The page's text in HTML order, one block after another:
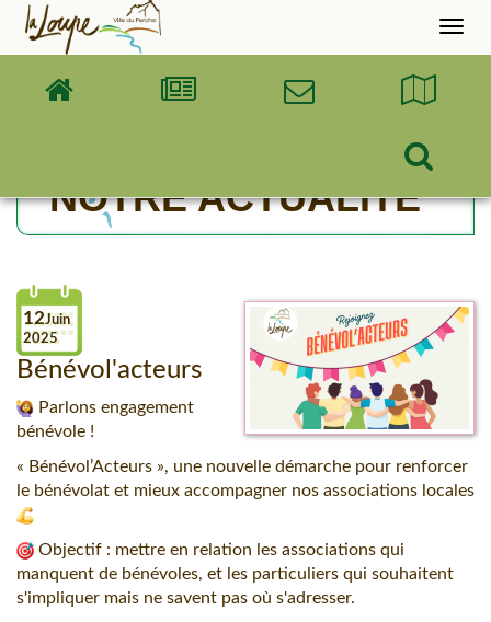
Accueil
NOTRE ACTUALITÉ
12Juin
2025
Bénévol'acteurs
Parlons engagement
bénévole !
« Bénévol’Acteurs », une nouvelle démarche pour renforcer
le bénévolat et mieux accompagner nos associations locales
Objectif : mettre en relation les associations qui
manquent de bénévoles, et les particuliers qui souhaitent
s'impliquer mais ne savent pas où s'adresser.